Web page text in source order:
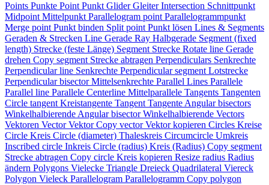
Points Punkte Point Punkt GliderGleiterIntersection Schnittpunkt
Midpoint Mittelpunkt Parallelogram point Parallelogrammpunkt
Merge point Punkt binden Split point Punkt lösen Lines & Segments
Geraden & Strecken Line Gerade Ray Halbgerade Segment (fixed
length) Strecke (feste Länge) Segment Strecke Rotate line Gerade
drehen Copy segment Strecke abtragen Perpendiculars Senkrechte
Perpendicular line Senkrechte Perpendicular segment Lotstrecke
Perpendicular bisectorMittelsenkrechte Parallel Lines Parallele
Parallel line Parallele Centerline Mittelparallele Tangents Tangenten
Circle tangent Kreistangente Tangent Tangente Angular bisectors
Winkelhalbierende Angular bisectorWinkelhalbierende Vectors
Vektoren VectorVektorCopy vectorVektor kopieren Circles Kreise
Circle Kreis Circle (diameter) Thaleskreis Circumcircle Umkreis
Inscribed circle Inkreis Circle (radius) Kreis (Radius) Copy segment
Strecke abtragen Copy circle Kreis kopieren Resize radius Radius
ändern Polygons Vielecke Triangle Dreieck Quadrilateral Viereck
Polygon Vieleck Parallelogram Parallelogramm Copy polygon